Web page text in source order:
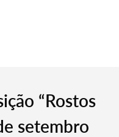
“Rostos
setembro